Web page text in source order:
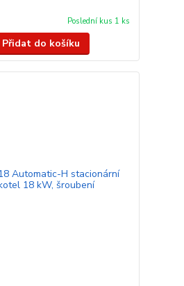
Poslední kus 1 ks
Přidat do košíku